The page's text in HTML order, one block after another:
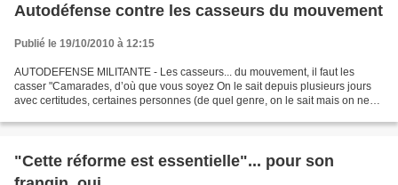
Autodéfense contre les casseurs du mouvement
Publié le 19/10/2010 à 12:15
AUTODEFENSE MILITANTE - Les casseurs... du mouvement, il faut les
casser "Camarades, d’où que vous soyez On le sait depuis plusieurs jours
avec certitudes, certaines personnes (de quel genre, on le sait mais on ne
"Cette réforme est essentielle"... pour son